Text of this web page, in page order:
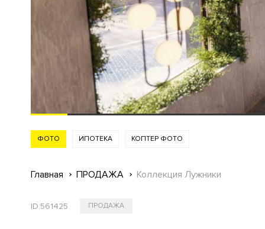
ФОТО ИПОТЕКА КОПТЕР ФОТО
Главная ПРОДАЖА Коллекция Лужники
ID:561425 ПРОДАЖА